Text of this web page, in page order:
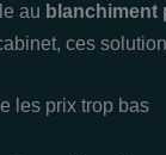
au blanchiment
ces
les prix trop bas